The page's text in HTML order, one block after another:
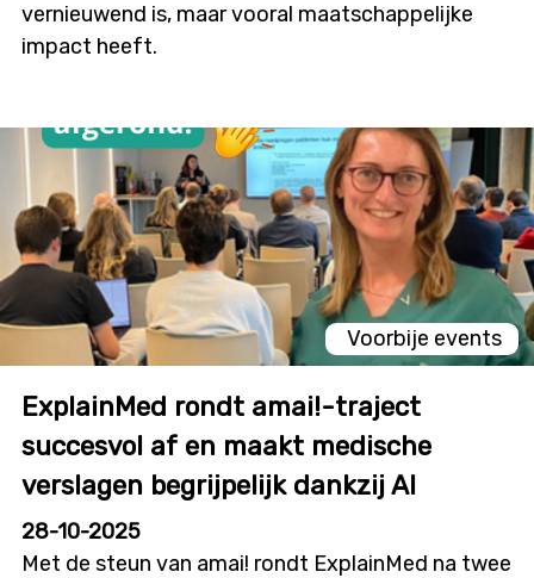
vernieuwend is, maar vooral maatschappelijke
impact heeft.
Voorbije events
ExplainMed rondt amai!-traject
succesvol af en maakt medische
verslagen begrijpelijk dankzij AI
28-10-2025
Met de steun van amai! rondt ExplainMed na twee